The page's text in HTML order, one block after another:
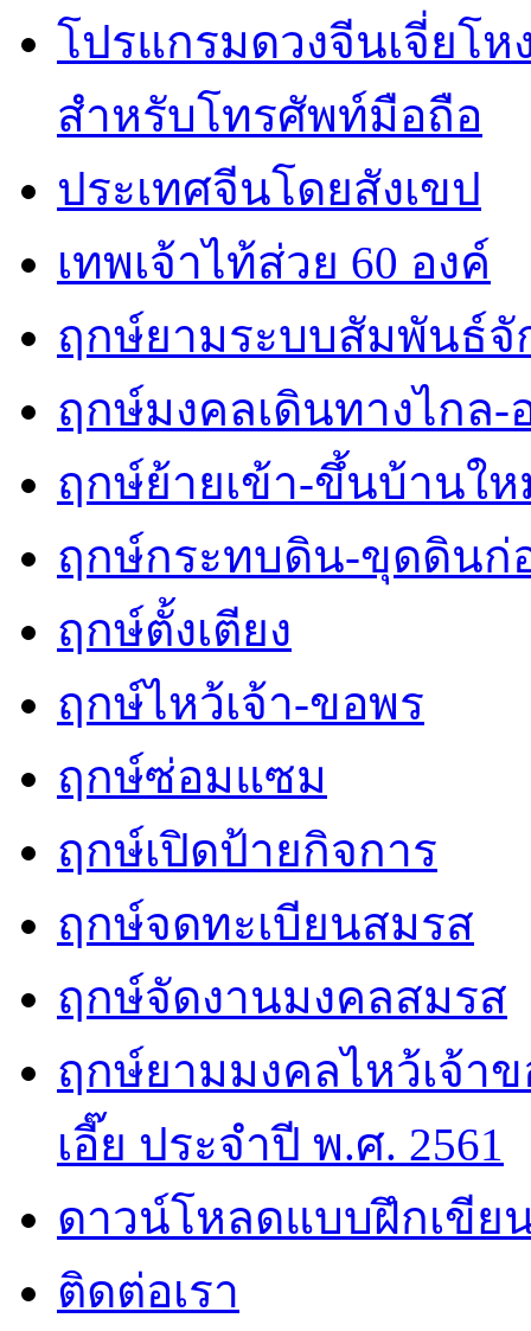
โปรแกรมดวงจีนเจี่ยโห
สำหรับโทรศัพท์มือถือ
ประเทศจีนโดยสังเขป
เทพเจ้าไท้ส่วย 60 องค์
ฤกษ์ยามระบบสัมพันธ์จั
ฤกษ์มงคลเดินทางไกล-
ฤกษ์ย้ายเข้า-ขึ้นบ้านใ
ฤกษ์กระทบดิน-ขุดดินก่
ฤกษ์ตั้งเตียง
ฤกษ์ไหว้เจ้า-ขอพร
ฤกษ์ซ่อมแซม
ฤกษ์เปิดป้ายกิจการ
ฤกษ์จดทะเบียนสมรส
ฤกษ์จัดงานมงคลสมรส
ฤกษ์ยามมงคลไหว้เจ้า
เอี๊ย ประจำปี พ.ศ. 2561
ดาวน์โหลดแบบฝึกเขีย
ติดต่อเรา